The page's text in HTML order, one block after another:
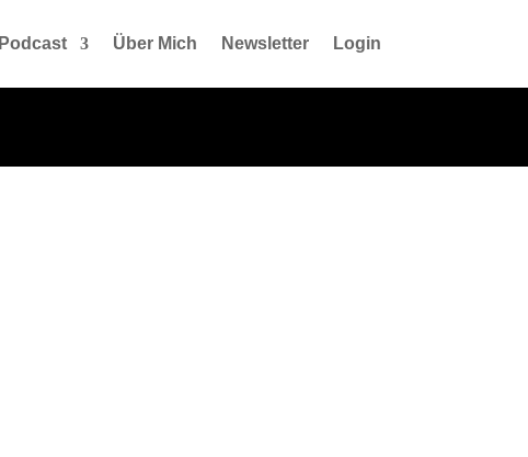
Podcast Über Mich Newsletter Login